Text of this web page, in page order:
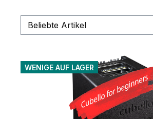
WENIGE AUF LAGER